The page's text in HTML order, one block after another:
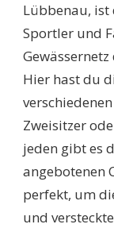
Lübbenau,
Sportler und
Hier hast du
Zweisitzer
jeden gibt es
angebotenen
perfekt, um
und